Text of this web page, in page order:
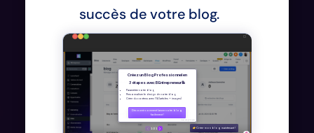
succès de votre blog.